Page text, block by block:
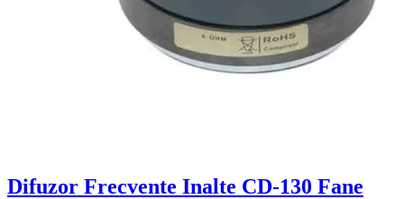
Difuzor Frecvente Inalte CD-130 Fane